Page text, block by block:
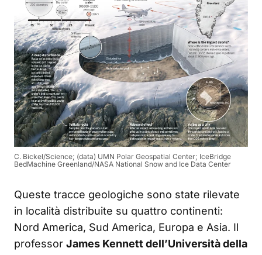
C. Bickel/Science; (data) UMN Polar Geospatial Center; IceBridge
BedMachine Greenland/NASA National Snow and Ice Data Center
Queste tracce geologiche sono state rilevate
in località distribuite su quattro continenti:
Nord America, Sud America, Europa e Asia. Il
professor James Kennett dell’Università della